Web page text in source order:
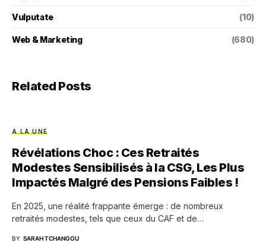
Vulputate (10)
Web & Marketing (680)
Related Posts
A LA UNE
Révélations Choc : Ces Retraités
Modestes Sensibilisés à la CSG, Les Plus
Impactés Malgré des Pensions Faibles !
En 2025, une réalité frappante émerge : de nombreux
retraités modestes, tels que ceux du CAF et de…
BY SARAH TCHANGOU